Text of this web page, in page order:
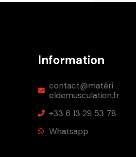
Information
contact@matéri
eldemusculation.fr
+33 6 13 29 53 78
Whatsapp